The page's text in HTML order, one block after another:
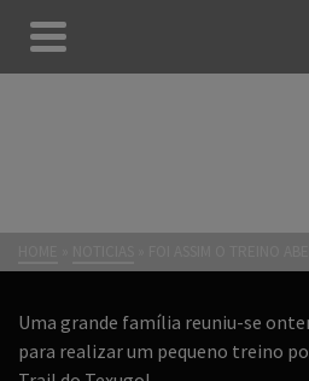
Uma grande família reuniu-se
para realizar um pequeno treino